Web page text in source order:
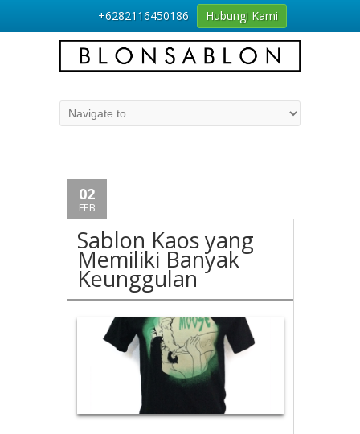
02
FEB
Sablon Kaos yang
Memiliki Banyak
Keunggulan
+6282116450186 Hubungi Kami